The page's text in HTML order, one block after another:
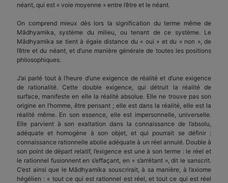
néant, qui est « voie moyenne » entre l’être et le néant.
On comprend mieux dès lors la signification du terme même de
Mâdhyamika, système du milieu, ou tenant de ce système. Le
Mâdhyamika se tient à égale distance du « oui » et du « non », de
l’être et du néant, et d’une manière générale de toutes les positions
philosophiques.
J’ai parlé tout à l’heure d’une exigence de réalité et d’une exigence
de rationalité. Cette double exigence, qui détruit la réalité de
surface, manifeste en elle la réalité absolue. Elle ne trouve pas son
origine en l’homme, être pensant ; elle est dans la réalité, elle est la
réalité même. En son essence, elle est impersonnelle, universelle.
Elle parvient à son exaltation dans la connaissance de l’absolu,
adéquate et homogène à son objet, et qui pourrait se définir :
connaissance rationnelle abolie adéquate à un réel annulé. Double à
son point de départ relatif, l’exigence est une à son terme : le réel et
le rationnel fusionnent en s’effaçant, en « s’arrêtant », dit le sanscrit.
C’est ainsi que le Mâdhyamika souscrirait, à sa manière, à l’axiome
hégélien : « tout ce qui est rationnel est réel, et tout ce qui est réel